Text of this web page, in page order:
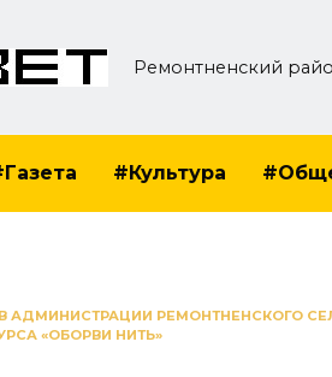
Ремонтненский
#Культура
В АДМИНИСТРАЦИИ РЕМОНТНЕНСКОГО
«ОБОРВИ НИТЬ»